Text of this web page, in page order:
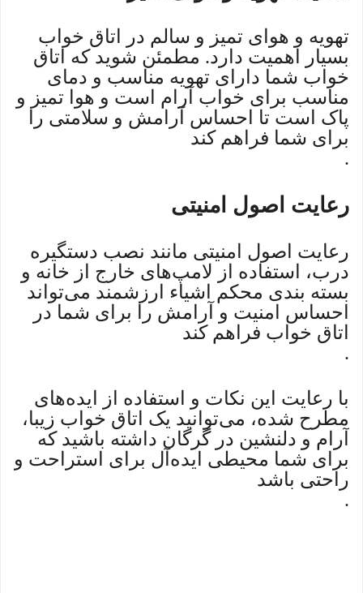
تهویه و هوای تمیز و سالم در اتاق خواب
بسیار اهمیت دارد. مطمئن شوید که اتاق
خواب شما دارای تهویه مناسب و دمای
مناسب برای خواب آرام است و هوا تمیز و
پاک است تا احساس آرامش و سلامتی را
برای شما فراهم کند
.
رعایت اصول امنیتی
رعایت اصول امنیتی مانند نصب دستگیره
درب، استفاده از لامپ‌های خارج از خانه و
بسته بندی محکم اشیاء ارزشمند می‌تواند
احساس امنیت و آرامش را برای شما در
اتاق خواب فراهم کند
.
با رعایت این نکات و استفاده از ایده‌های
مطرح شده، می‌توانید یک اتاق خواب زیبا،
آرام و دلنشین در گرگان داشته باشید که
برای شما محیطی ایده‌آل برای استراحت و
راحتی باشد
.